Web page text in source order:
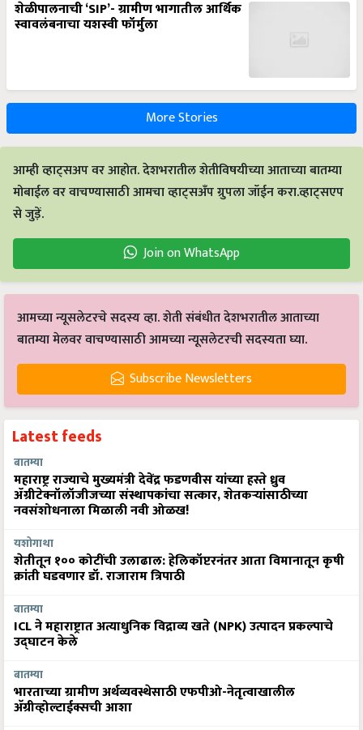
शेळीपालनाची ‘SIP’- ग्रामीण भागातील आर्थिक
स्वावलंबनाचा यशस्वी फॉर्मुला
More Stories
आम्ही व्हाट्सअप वर आहोत. देशभरातील शेतीविषयीच्या आताच्या बातम्या
मोबाईल वर वाचण्यासाठी आमचा व्हाट्सअँप ग्रुपला जॉईन करा.व्हाट्सएप
से जुड़ें.
Join on WhatsApp
आमच्या न्यूसलेटरचे सदस्य व्हा. शेती संबंधीत देशभरातील आताच्या
बातम्या मेलवर वाचण्यासाठी आमच्या न्यूसलेटरची सदस्यता घ्या.
Subscribe Newsletters
Latest feeds
बातम्या
महाराष्ट्र राज्याचे मुख्यमंत्री देवेंद्र फडणवीस यांच्या हस्ते ध्रुव
ॲग्रीटेक्नॉलॉजीजच्या संस्थापकांचा सत्कार, शेतकऱ्यांसाठीच्या
नवसंशोधनाला मिळाली नवी ओळख!
यशोगाथा
शेतीतून १०० कोटींची उलाढाल: हेलिकॉप्टरनंतर आता विमानातून कृषी
क्रांती घडवणार डॉ. राजाराम त्रिपाठी
बातम्या
ICL ने महाराष्ट्रात अत्याधुनिक विद्राव्य खते (NPK) उत्पादन प्रकल्पाचे
उद्घाटन केले
बातम्या
भारताच्या ग्रामीण अर्थव्यवस्थेसाठी एफपीओ-नेतृत्वाखालील
अ‍ॅग्रीव्होल्टाईक्सची आशा